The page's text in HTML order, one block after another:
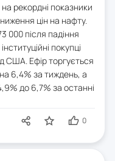
рекордні показники
цін на нафту.
000 після падіння
покупці
США. Ефір торгується
6,4% за тиждень, а
до 6,7% за останні
0